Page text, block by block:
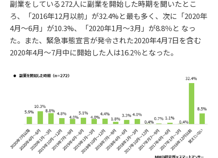
副業をしている272人に副業を開始した時期を聞いたとこ
ろ、「2016年12月以前」が32.4%と最も多く、次に「2020年
4月～6月」が10.3%、「2020年1月～3月」が8.8％と なっ
た。また、緊急事態宣言が発令された2020年4月7日を含む
2020年4月～7月中に開始した人は16.2％となった。